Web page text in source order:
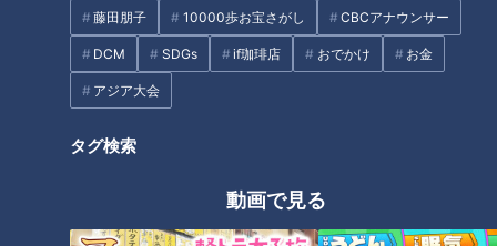
藤田朋子 10000歩お宝さがし CBCアナウンサー
DCM SDGs if珈琲店 おでかけ お金
アジア大会
タグ検索
動画で見る
惚れ込んだレンガの橋梁とは？未公開の道3選
NEW
【四国一周】軽トラ女子三田が松山から下道で一
コスプレサミット、ワクワクさん、アジア大会楽
曲…愛知県の話題あれこれ